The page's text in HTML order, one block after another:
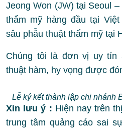
Jeong Won (JW) tại Seoul
thẩm mỹ hàng đầu tại
sâu phẫu thuật thẩm mỹ tại
Chúng tôi là đơn vị uy tín
thuật hàm, hy vọng được
Lễ ký kết thành lập chi nhánh
Xin lưu ý : Hiện nay trên
trung tâm quảng cáo sai